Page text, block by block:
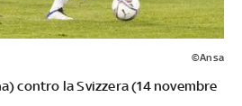
©Ansa
contro la Svizzera (14 novembre